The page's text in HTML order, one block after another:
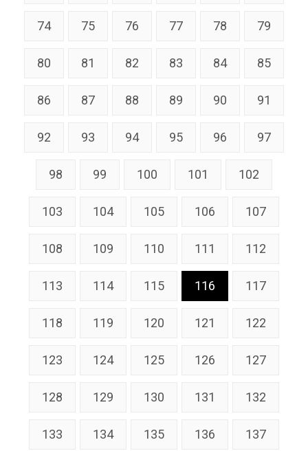
74 75 76 77 78 79
80 81 82 83 84 85
86 87 88 89 90 91
92 93 94 95 96 97
98 99 100 101 102
103 104 105 106 107
108 109 110 111 112
113 114 115 116 117
118 119 120 121 122
123 124 125 126 127
128 129 130 131 132
133 134 135 136 137